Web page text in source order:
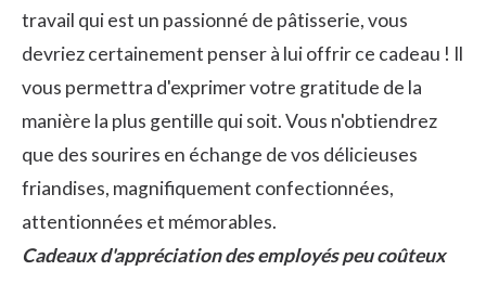
travail qui est un passionné de pâtisserie, vous
devriez certainement penser à lui offrir ce cadeau ! Il
vous permettra d'exprimer votre gratitude de la
manière la plus gentille qui soit. Vous n'obtiendrez
que des sourires en échange de vos délicieuses
friandises, magnifiquement confectionnées,
attentionnées et mémorables.
Cadeaux d'appréciation des employés peu coûteux